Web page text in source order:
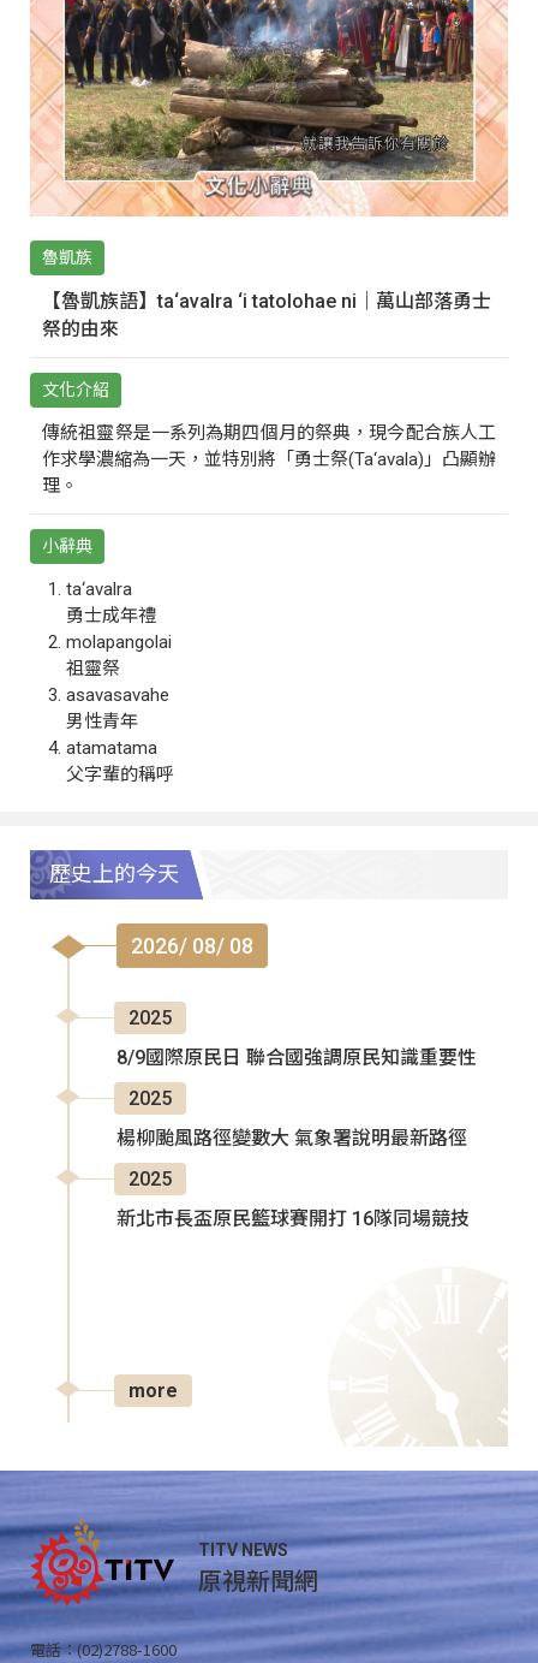
魯凱族
【魯凱族語】ta‘avalra ‘i tatolohae ni｜萬山部落勇士
祭的由來
文化介紹
傳統祖靈祭是一系列為期四個月的祭典，現今配合族人工
作求學濃縮為一天，並特別將「勇士祭(Ta‘avala)」凸顯辦
理。
小辭典
ta‘avalra
勇士成年禮
molapangolai
祖靈祭
asavasavahe
男性青年
atamatama
父字輩的稱呼
歷史上的今天
2026/ 08/ 08
2025
8/9國際原民日 聯合國強調原民知識重要性
2025
楊柳颱風路徑變數大 氣象署說明最新路徑
2025
新北市長盃原民籃球賽開打 16隊同場競技
more
TITV NEWS
原視新聞網
電話：(02)2788-1600